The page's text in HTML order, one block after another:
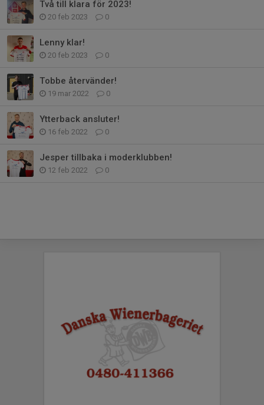
Två till klara för 2023!
20 feb 2023 0
Lenny klar!
20 feb 2023 0
Tobbe återvänder!
19 mar 2022 0
Ytterback ansluter!
16 feb 2022 0
Jesper tillbaka i moderklubben!
12 feb 2022 0